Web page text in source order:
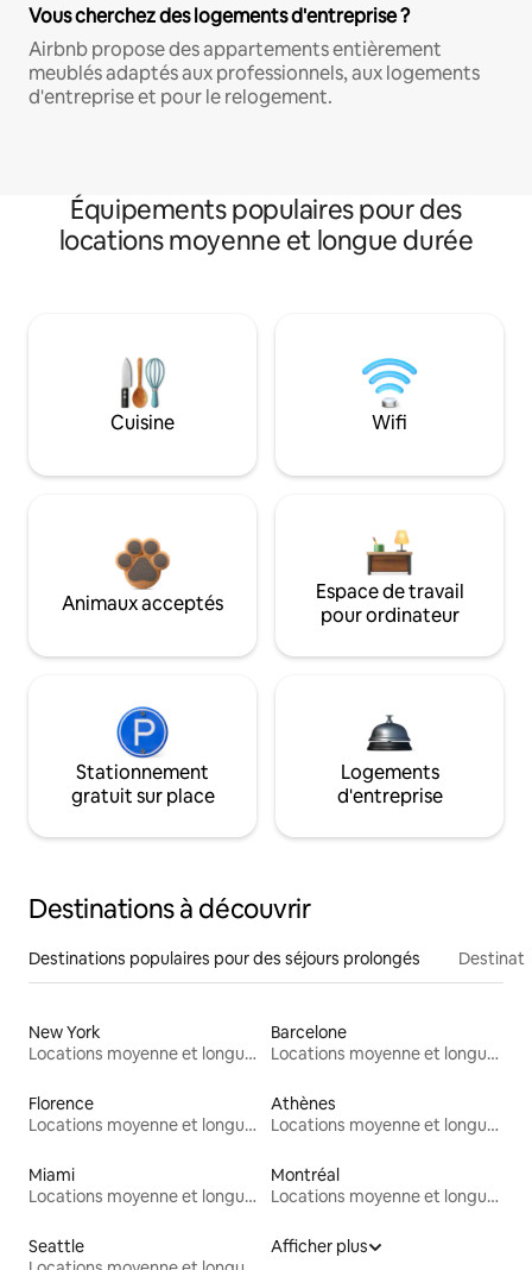
Vous cherchez des logements d'entreprise ?
Airbnb propose des appartements entièrement
meublés adaptés aux professionnels, aux logements
d'entreprise et pour le relogement.
Équipements populaires pour des
locations moyenne et longue durée
Cuisine Wifi
Animaux acceptés
Espace de travail
pour ordinateur
Stationnement
gratuit sur place
Logements
d'entreprise
Destinations à découvrir
Destinations populaires pour des séjours prolongés
New York
Locations moyenne et longue durée
Barcelone
Locations moyenne et longue durée
Florence
Locations moyenne et longue durée
Athènes
Locations moyenne et longue durée
Miami
Locations moyenne et longue durée
Montréal
Locations moyenne et longue durée
Seattle
Afficher plus